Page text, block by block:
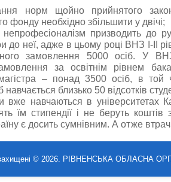
норм щойно прийнятого
фонду необхідно збільшити у двічі;
призводить до
до неї, адже в цьому році ВНЗ І-ІІ
замовлення 5000 осіб. У ВНЗ
за освітнім рівнем
магістра – понад 3500 осіб, в
близько 50 відсотків
вже навчаються в університетах
їм стипендії і не беруть
є досить сумнівним. А отже
захищені © 2026. РІВНЕНСЬКА ОБЛАСНА